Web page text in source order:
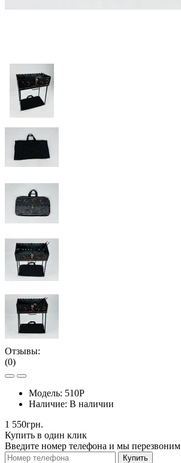
Отзывы:
(0)
Модель: 510Р
Наличие: В наличии
1 550грн.
Купить в один клик
Введите номер телефона и мы перезвоним
Купить